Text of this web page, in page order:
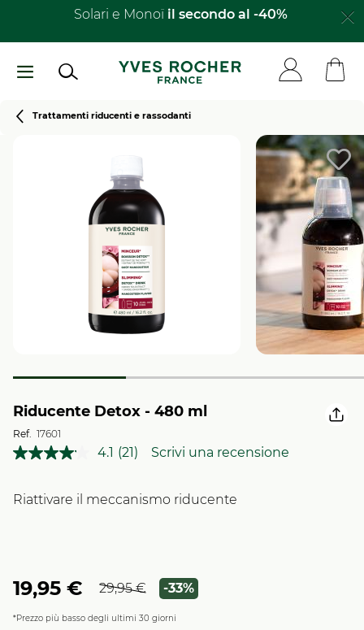
principale
Solari e Monoï il secondo al -40%​
Breadcrumb
Trattamenti riducenti e rassodanti
Riducente Detox - 480 ml
Ref. 17601
4.1 Leggi
Stesso
(21) Scrivi una recensione
Riattivare il meccanismo riducente
19,95 € 29,95 € -33%
*Prezzo più basso degli ultimi 30 giorni